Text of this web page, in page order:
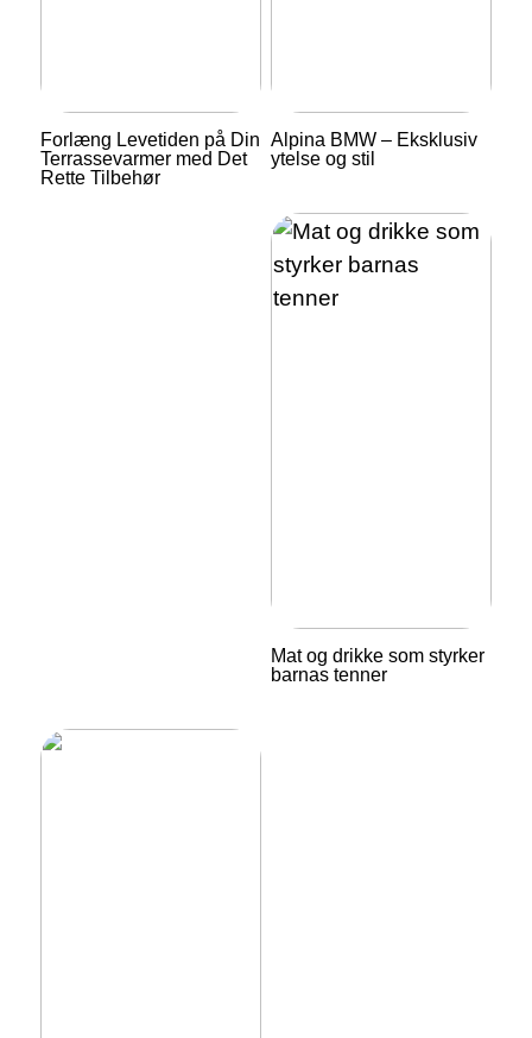
Forlæng Levetiden på Din
Terrassevarmer med Det
Rette Tilbehør
Alpina BMW – Eksklusiv
ytelse og stil
Mat og drikke som styrker
barnas tenner